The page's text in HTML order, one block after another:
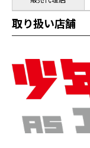
取り扱い店舗